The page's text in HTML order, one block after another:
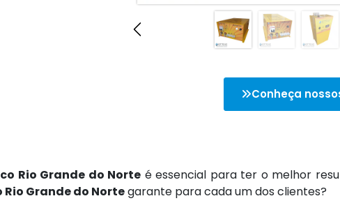
Conheça
Rio Grande do Norte é essencial para ter o melhor
Grande do Nortegarante para cada um dos clientes?